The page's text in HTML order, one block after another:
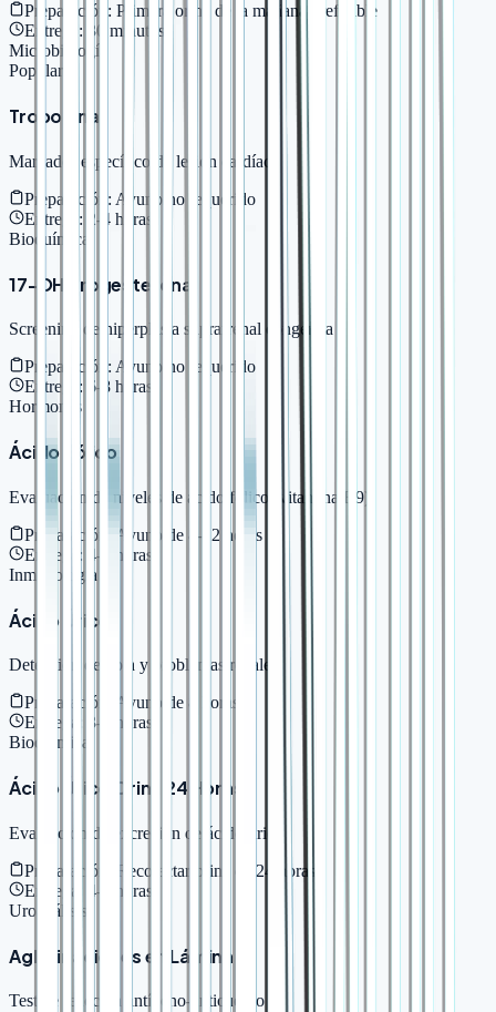
Preparación: Primera orina de la mañana preferible
Entrega:
30 minutos
Microbiología
Popular
Troponina I
Marcador específico de lesión cardíaca
Preparación: Ayuno no requerido
Entrega:
2-4 horas
Bioquímica
17-OH Progesterona
Screening de hiperplasia suprarrenal congénita
Preparación: Ayuno no requerido
Entrega:
6-8 horas
Hormonas
Ácido Fólico
Evaluación de niveles de ácido fólico (vitamina B9)
Preparación:
Ayuno de 8-12 horas
Entrega:
4-6 horas
Inmunología
Ácido Úrico
Detección de gota y problemas renales
Preparación:
Ayuno de 8 horas
Entrega:
3-4 horas
Bioquímica
Ácido Úrico Orina 24 Horas
Evaluación de excreción de ácido úrico
Preparación:
Recolectar orina de 24 horas
Entrega:
4-6 horas
Uroanálisis
Aglutinaciones en Lámina
Test de reacción antígeno-anticuerpo